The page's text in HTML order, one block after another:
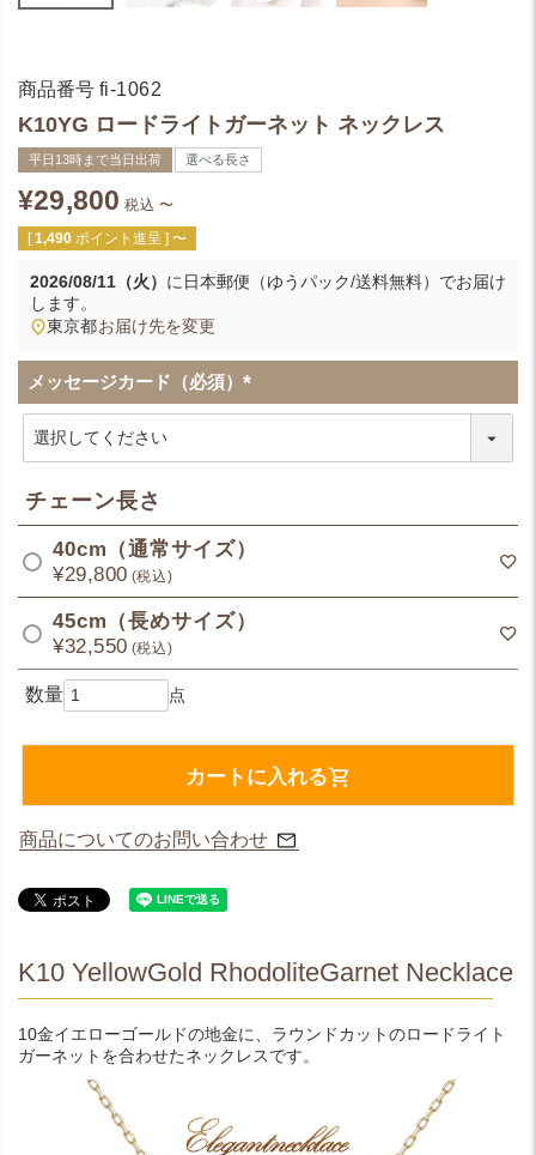
商品番号 fi-1062
K10YG ロードライトガーネット ネックレス
平日13時まで当日出荷 選べる長さ
¥29,800 税込 〜
[ 1,490 ポイント進呈 ] 〜
2026/08/11（火） に 日本郵便（ゆうパック/送料無料） でお届け
します。
東京都お届け先を変更
メッセージカード（必須）
(
チェーン長さ
40cm（通常サイズ）
¥29,800 税込
45cm（長めサイズ）
¥32,550 税込
カートに入れる
商品についてのお問い合わせ
K10 YellowGold RhodoliteGarnet Necklace
10金イエローゴールドの地金に、ラウンドカットのロードライト
ガーネットを合わせたネックレスです。